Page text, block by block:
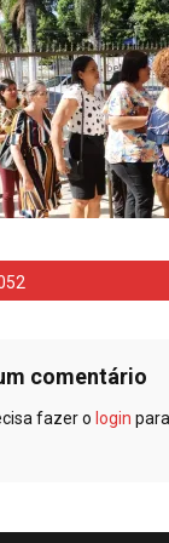
comentário
fazer o login